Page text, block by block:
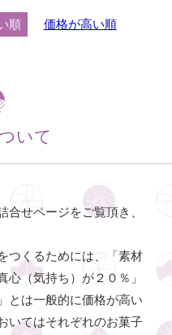
順 価格が高い順
いて
合せページをご覧頂き、
つくるためには、「素材
心（気持ち）が２０％」
とは一般的に価格が高い
いてはそれぞれのお菓子